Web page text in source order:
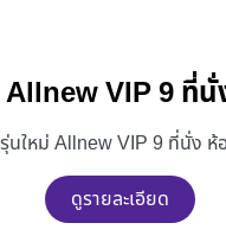
Allnew VIP 9 ที่นั่
นใหม่ Allnew VIP 9 ที่นั่ง ห้
ดูรายละเอียด